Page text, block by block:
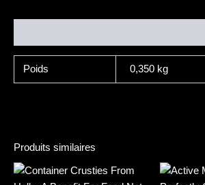
Poids 0,350 kg
Produits similaires